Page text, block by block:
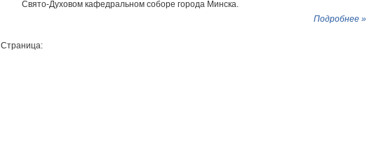
Свято-Духовом кафедральном соборе города Минска.
Подробнее »
Страница: